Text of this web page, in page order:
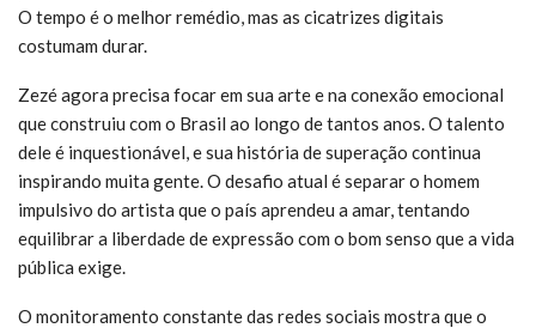
O tempo é o melhor remédio, mas as cicatrizes digitais
costumam durar.
Zezé agora precisa focar em sua arte e na conexão emocional
que construiu com o Brasil ao longo de tantos anos. O talento
dele é inquestionável, e sua história de superação continua
inspirando muita gente. O desafio atual é separar o homem
impulsivo do artista que o país aprendeu a amar, tentando
equilibrar a liberdade de expressão com o bom senso que a vida
pública exige.
O monitoramento constante das redes sociais mostra que o